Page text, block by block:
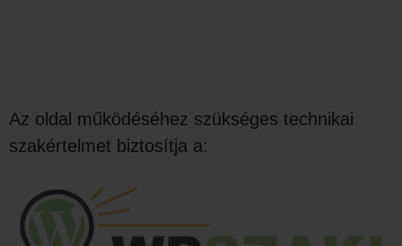
Az oldal működéséhez szükséges technikai
szakértelmet biztosítja a: